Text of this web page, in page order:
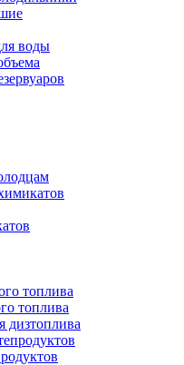
воды
топлива
топлива
дизтоплива